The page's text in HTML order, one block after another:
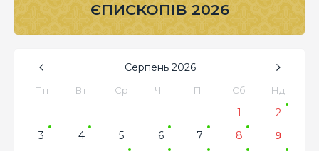
ЄПИСКОПІВ 2026
Серпень 2026
Пн Вт Ср Чт Пт Сб Нд
1
2
3
4 5 6 7 8
9